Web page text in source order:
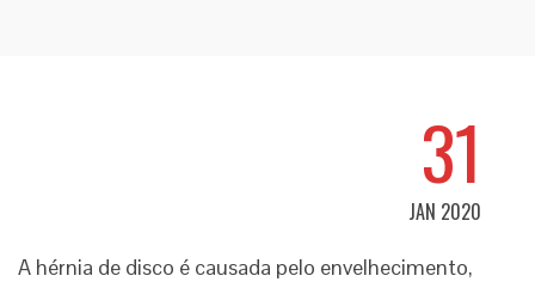
31
JAN 2020
A hérnia de disco é causada pelo envelhecimento,